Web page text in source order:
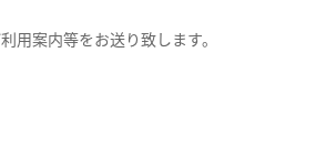
用案内等をお送り致します。